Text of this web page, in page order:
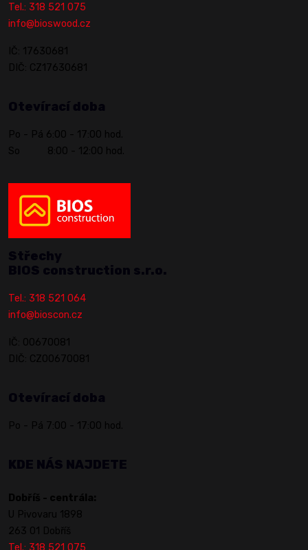
Tel.: 318 521 075
info@bioswood.cz
IČ: 17630681
DIČ: CZ17630681
Otevírací doba
Po - Pá 6:00 - 17:00 hod.
So 8:00 - 12:00 hod.
Střechy
BIOS construction s.r.o.
Tel.: 318 521 064
info@bioscon.cz
IČ: 00670081
DIČ: CZ00670081
Otevírací doba
Po - Pá 7:00 - 17:00 hod.
KDE NÁS NAJDETE
Dobříš - centrála:
U Pivovaru 1898
263 01 Dobříš
Tel.: 318 521 075